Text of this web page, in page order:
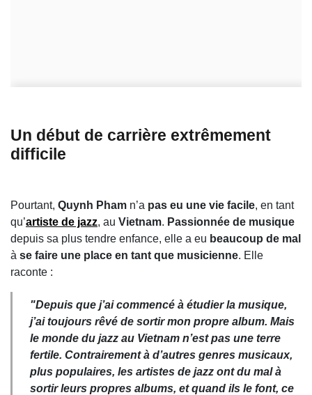
Un début de carrière extrêmement
difficile
Pourtant, Quynh Pham n’a pas eu une vie facile, en tant
qu’artiste de jazz, au Vietnam. Passionnée de musique
depuis sa plus tendre enfance, elle a eu beaucoup de mal
à se faire une place en tant que musicienne. Elle
raconte :
"Depuis que j’ai commencé à étudier la musique,
j’ai toujours rêvé de sortir mon propre album. Mais
le monde du jazz au Vietnam n’est pas une terre
fertile. Contrairement à d’autres genres musicaux,
plus populaires, les artistes de jazz ont du mal à
sortir leurs propres albums, et quand ils le font, ce